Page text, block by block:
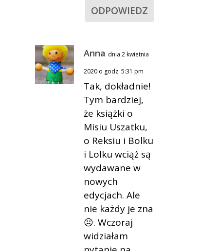
ODPOWIEDZ
Anna dnia 2 kwietnia
2020 o godz. 5:31 pm
Tak, dokładnie!
Tym bardziej,
że książki o
Misiu Uszatku,
o Reksiu i Bolku
i Lolku wciąż są
wydawane w
nowych
edycjach. Ale
nie każdy je zna
☹. Wczoraj
widziałam